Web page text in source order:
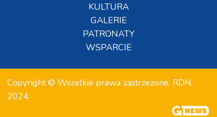
KULTURA
GALERIE
PATRONATY
WSPARCIE
Copyright © Wszelkie prawa zastrzeżone. RDN.
2024.